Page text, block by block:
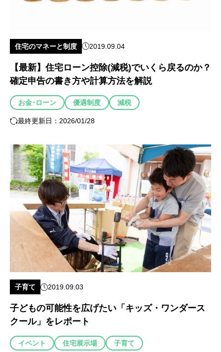
住宅のマネーと制度 2019.09.04
【最新】住宅ローン控除(減税)でいくら戻るのか？
確定申告の書き方や計算方法を解説
お金･ローン 優遇制度 減税
最終更新日：2026/01/28
子育て 2019.09.03
子どもの可能性を広げたい「キッズ・ワンダース
クール」をレポート
イベント 住宅展示場 子育て